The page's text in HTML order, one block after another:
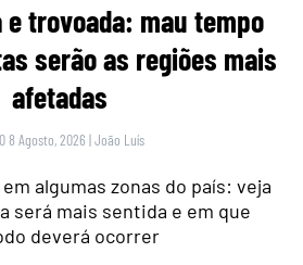
e trovoada: mau tempo
serão as regiões mais
afetadas
8 Agosto, 2026 |João Luís
algumas zonas do país: veja
será mais sentida e em que
deverá ocorrer